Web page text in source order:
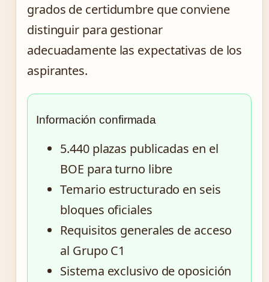
grados de certidumbre que conviene
distinguir para gestionar
adecuadamente las expectativas de los
aspirantes.
Información confirmada
5.440 plazas publicadas en el
BOE para turno libre
Temario estructurado en seis
bloques oficiales
Requisitos generales de acceso
al Grupo C1
Sistema exclusivo de oposición